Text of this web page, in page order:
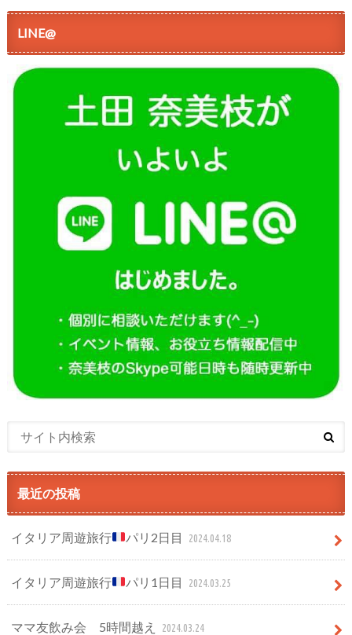
LINE@
最近の投稿
イタリア周遊旅行 パリ2日目 2024.04.18
イタリア周遊旅行 パリ1日目 2024.03.25
ママ友飲み会 5時間越え 2024.03.24